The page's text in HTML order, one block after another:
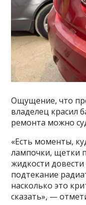
Ощущение, что
владелец красил
ремонта можно
«Есть моменты,
лампочки, щетки
жидкости
подтекание
насколько это
сказать», —